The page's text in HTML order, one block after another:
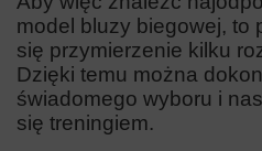
model bluzy biegowej, to
się przymierzenie kilku
Dzięki temu można
świadomego wyboru i
się treningiem.